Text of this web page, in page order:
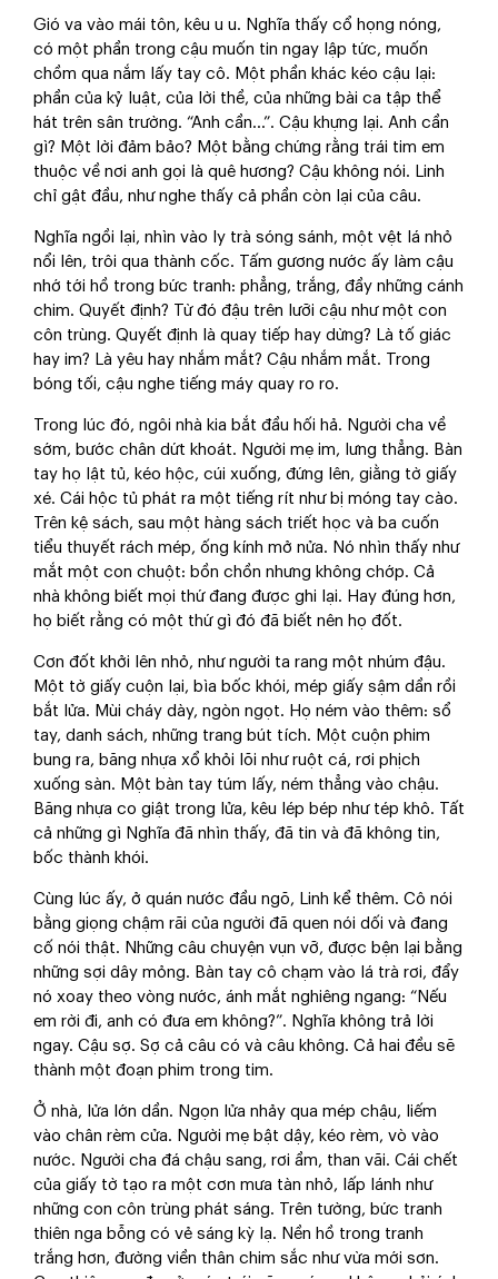
Gió va vào mái tôn, kêu u u. Nghĩa thấy cổ họng nóng,
có một phần trong cậu muốn tin ngay lập tức, muốn
chồm qua nắm lấy tay cô. Một phần khác kéo cậu lại:
phần của kỷ luật, của lời thề, của những bài ca tập thể
hát trên sân trường. “Anh cần…”. Cậu khựng lại. Anh cần
gì? Một lời đảm bảo? Một bằng chứng rằng trái tim em
thuộc về nơi anh gọi là quê hương? Cậu không nói. Linh
chỉ gật đầu, như nghe thấy cả phần còn lại của câu.
Nghĩa ngồi lại, nhìn vào ly trà sóng sánh, một vệt lá nhỏ
nổi lên, trôi qua thành cốc. Tấm gương nước ấy làm cậu
nhớ tới hồ trong bức tranh: phẳng, trắng, đầy những cánh
chim. Quyết định? Từ đó đậu trên lưỡi cậu như một con
côn trùng. Quyết định là quay tiếp hay dừng? Là tố giác
hay im? Là yêu hay nhắm mắt? Cậu nhắm mắt. Trong
bóng tối, cậu nghe tiếng máy quay ro ro.
Trong lúc đó, ngôi nhà kia bắt đầu hối hả. Người cha về
sớm, bước chân dứt khoát. Người mẹ im, lưng thẳng. Bàn
tay họ lật tủ, kéo hộc, cúi xuống, đứng lên, giằng tờ giấy
xé. Cái hộc tủ phát ra một tiếng rít như bị móng tay cào.
Trên kệ sách, sau một hàng sách triết học và ba cuốn
tiểu thuyết rách mép, ống kính mở nửa. Nó nhìn thấy như
mắt một con chuột: bồn chồn nhưng không chớp. Cả
nhà không biết mọi thứ đang được ghi lại. Hay đúng hơn,
họ biết rằng có một thứ gì đó đã biết nên họ đốt.
Cơn đốt khởi lên nhỏ, như người ta rang một nhúm đậu.
Một tờ giấy cuộn lại, bìa bốc khói, mép giấy sậm dần rồi
bắt lửa. Mùi cháy dày, ngòn ngọt. Họ ném vào thêm: sổ
tay, danh sách, những trang bút tích. Một cuộn phim
bung ra, băng nhựa xổ khỏi lõi như ruột cá, rơi phịch
xuống sàn. Một bàn tay túm lấy, ném thẳng vào chậu.
Băng nhựa co giật trong lửa, kêu lép bép như tép khô. Tất
cả những gì Nghĩa đã nhìn thấy, đã tin và đã không tin,
bốc thành khói.
Cùng lúc ấy, ở quán nước đầu ngõ, Linh kể thêm. Cô nói
bằng giọng chậm rãi của người đã quen nói dối và đang
cố nói thật. Những câu chuyện vụn vỡ, được bện lại bằng
những sợi dây mỏng. Bàn tay cô chạm vào lá trà rơi, đẩy
nó xoay theo vòng nước, ánh mắt nghiêng ngang: “Nếu
em rời đi, anh có đưa em không?”. Nghĩa không trả lời
ngay. Cậu sợ. Sợ cả câu có và câu không. Cả hai đều sẽ
thành một đoạn phim trong tim.
Ở nhà, lửa lớn dần. Ngọn lửa nhảy qua mép chậu, liếm
vào chân rèm cửa. Người mẹ bật dậy, kéo rèm, vò vào
nước. Người cha đá chậu sang, rơi ầm, than vãi. Cái chết
của giấy tờ tạo ra một cơn mưa tàn nhỏ, lấp lánh như
những con côn trùng phát sáng. Trên tường, bức tranh
thiên nga bỗng có vẻ sáng kỳ lạ. Nền hồ trong tranh
trắng hơn, đường viền thân chim sắc như vừa mới sơn.